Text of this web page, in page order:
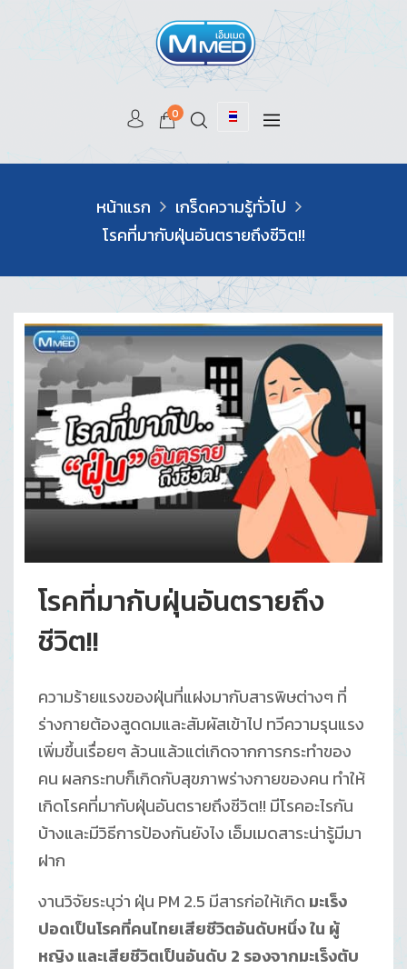
0
หน้าแรก
เกร็ดความรู้ทั่วไป
โรคที่มากับฝุ่นอันตรายถึงชีวิต!!
โรคที่มากับฝุ่นอันตรายถึง
ชีวิต!!
ความร้ายแรงของฝุ่นที่แฝงมากับสารพิษต่างๆ ที่
ร่างกายต้องสูดดมและสัมผัสเข้าไป ทวีความรุนแรง
เพิ่มขึ้นเรื่อยๆ ล้วนแล้วแต่เกิดจากการกระทำของ
คน ผลกระทบก็เกิดกับสุขภาพร่างกายของคน ทำให้
เกิดโรคที่มากับฝุ่นอันตรายถึงชีวิต!! มีโรคอะไรกัน
บ้างและมีวิธีการป้องกันยังไง เอ็มเมดสาระน่ารู้มีมา
ฝาก
งานวิจัยระบุว่า ฝุ่น PM 2.5 มีสารก่อให้เกิด มะเร็ง
ปอดเป็นโรคที่คนไทยเสียชีวิตอันดับหนึ่ง ใน ผู้
หญิง และเสียชีวิตเป็นอันดับ 2 รองจากมะเร็งตับ